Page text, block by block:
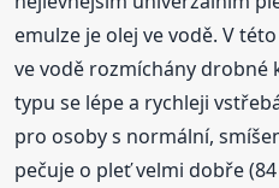
emulze je olej ve vodě. V
ve vodě rozmíchány drobné
typu se lépe a rychleji
pro osoby s normální,
pečuje o pleť velmi dobře